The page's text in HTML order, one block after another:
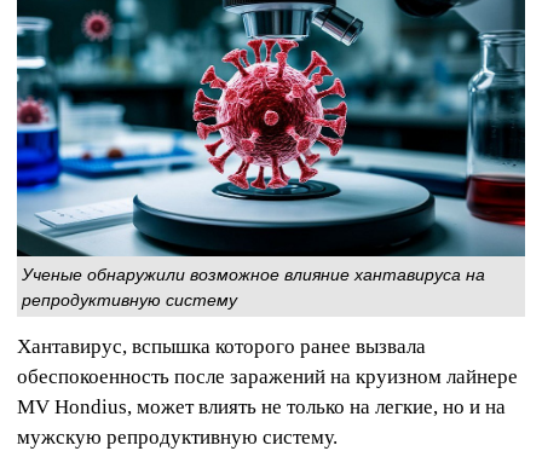
Ученые обнаружили возможное влияние хантавируса на
репродуктивную систему
Хантавирус, вспышка которого ранее вызвала
обеспокоенность после заражений на круизном лайнере
MV Hondius, может влиять не только на легкие, но и на
мужскую репродуктивную систему.